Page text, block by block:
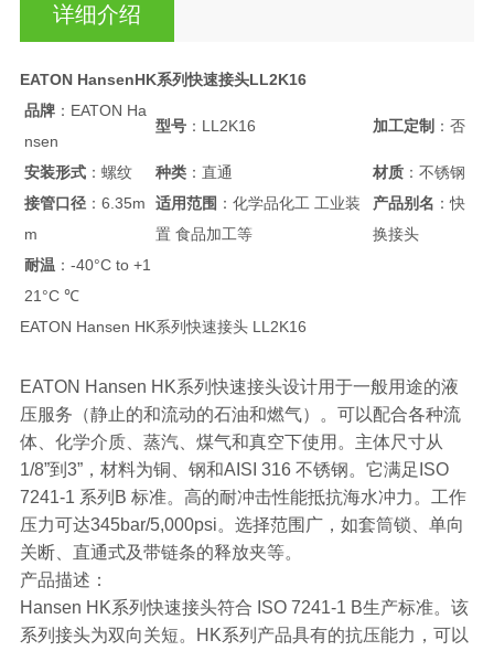
详细介绍
EATON HansenHK系列快速接头LL2K16
品牌：EATON Ha
nsen
型号：LL2K16 加工定制：否
安装形式：螺纹 种类：直通 材质：不锈钢
接管口径：6.35m
m
适用范围 ：化学品化工 工业装
置 食品加工等
产品别名 ：快
换接头
耐温 ：-40°C to +1
21°C ℃
EATON Hansen HK系列快速接头 LL2K16
EATON Hansen HK系列快速接头设计用于一般用途的液
压服务（静止的和流动的石油和燃气）。可以配合各种流
体、化学介质、蒸汽、煤气和真空下使用。主体尺寸从
1/8”到3”，材料为铜、钢和AISI 316 不锈钢。它满足ISO
7241-1 系列B 标准。高的耐冲击性能抵抗海水冲力。工作
压力可达345bar/5,000psi。选择范围广，如套筒锁、单向
关断、直通式及带链条的释放夹等。
产品描述：
Hansen HK系列快速接头符合 ISO 7241-1 B生产标准。该
系列接头为双向关短。HK系列产品具有的抗压能力，可以